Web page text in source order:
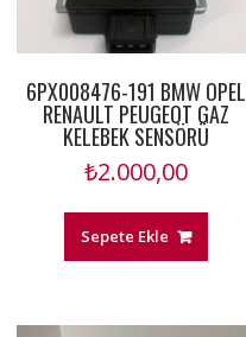
6PX008476-191 BMW OPEL
RENAULT PEUGEOT GAZ
KELEBEK SENSÖRÜ
₺2.000,00
Sepete Ekle